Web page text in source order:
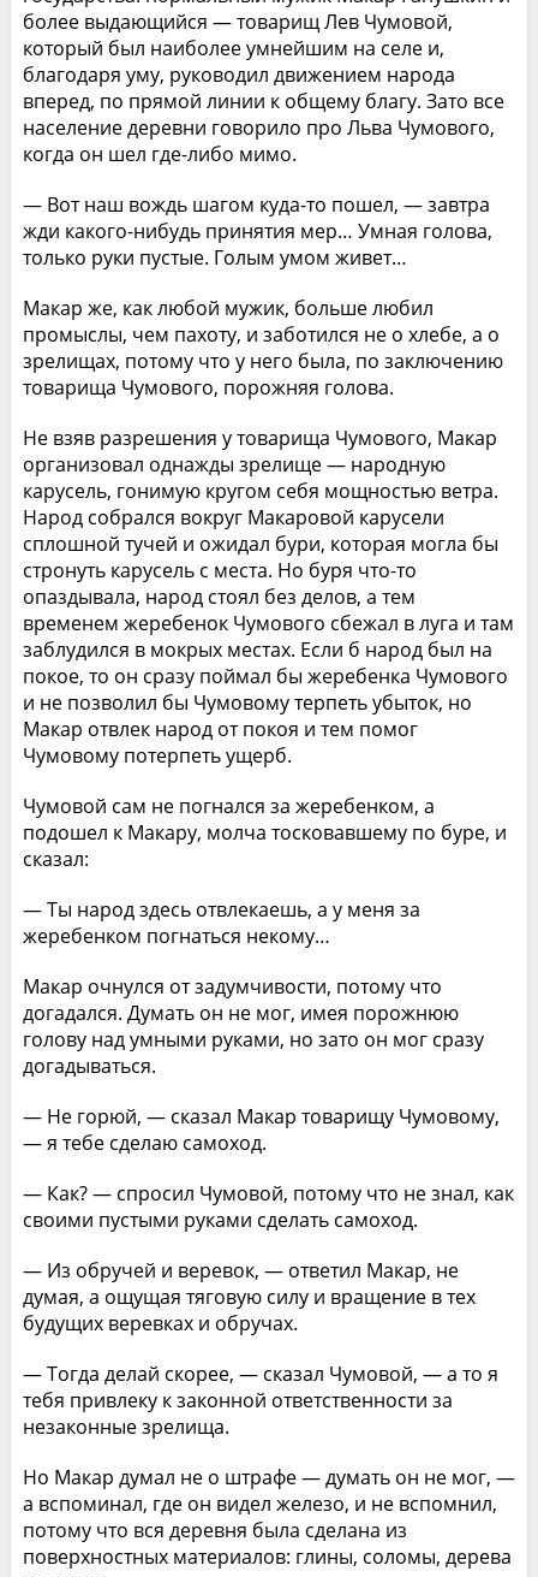
более выдающийся — товарищ Лев Чумовой,
который был наиболее умнейшим на селе и,
благодаря уму, руководил движением народа
вперед, по прямой линии к общему благу. Зато все
население деревни говорило про Льва Чумового,
когда он шел где-либо мимо.
— Вот наш вождь шагом куда-то пошел, — завтра
жди какого-нибудь принятия мер… Умная голова,
только руки пустые. Голым умом живет…
Макар же, как любой мужик, больше любил
промыслы, чем пахоту, и заботился не о хлебе, а о
зрелищах, потому что у него была, по заключению
товарища Чумового, порожняя голова.
Не взяв разрешения у товарища Чумового, Макар
организовал однажды зрелище — народную
карусель, гонимую кругом себя мощностью ветра.
Народ собрался вокруг Макаровой карусели
сплошной тучей и ожидал бури, которая могла бы
стронуть карусель с места. Но буря что-то
опаздывала, народ стоял без делов, а тем
временем жеребенок Чумового сбежал в луга и там
заблудился в мокрых местах. Если б народ был на
покое, то он сразу поймал бы жеребенка Чумового
и не позволил бы Чумовому терпеть убыток, но
Макар отвлек народ от покоя и тем помог
Чумовому потерпеть ущерб.
Чумовой сам не погнался за жеребенком, а
подошел к Макару, молча тосковавшему по буре, и
сказал:
— Ты народ здесь отвлекаешь, а у меня за
жеребенком погнаться некому…
Макар очнулся от задумчивости, потому что
догадался. Думать он не мог, имея порожнюю
голову над умными руками, но зато он мог сразу
догадываться.
— Не горюй, — сказал Макар товарищу Чумовому,
— я тебе сделаю самоход.
— Как? — спросил Чумовой, потому что не знал, как
своими пустыми руками сделать самоход.
— Из обручей и веревок, — ответил Макар, не
думая, а ощущая тяговую силу и вращение в тех
будущих веревках и обручах.
— Тогда делай скорее, — сказал Чумовой, — а то я
тебя привлеку к законной ответственности за
незаконные зрелища.
Но Макар думал не о штрафе — думать он не мог, —
а вспоминал, где он видел железо, и не вспомнил,
потому что вся деревня была сделана из
поверхностных материалов: глины, соломы, дерева